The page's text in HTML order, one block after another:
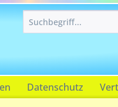
Datenschutz